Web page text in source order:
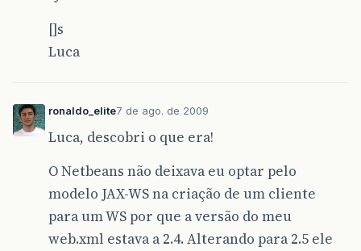
[]s
Luca
ronaldo_elite7 de ago. de 2009
Luca, descobri o que era!
O Netbeans não deixava eu optar pelo
modelo JAX-WS na criação de um cliente
para um WS por que a versão do meu
web.xml estava a 2.4. Alterando para 2.5 ele